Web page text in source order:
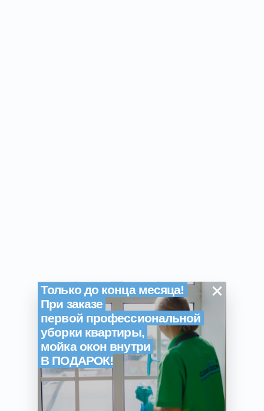
Только до конца месяца!
При заказе
первой профессиональной
уборки квартиры,
мойка окон внутри
В ПОДАРОК!
×